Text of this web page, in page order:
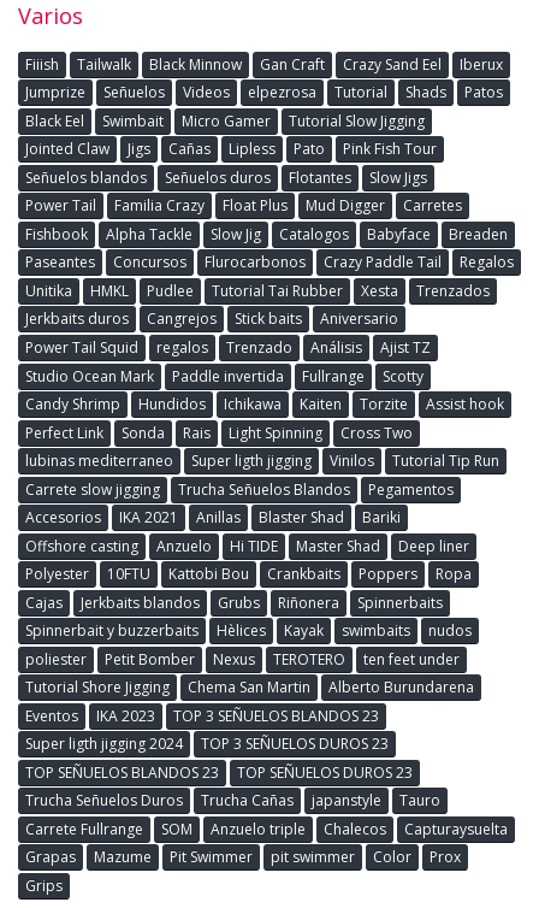
Varios
Fiiish Tailwalk Black Minnow Gan Craft Crazy Sand Eel
Iberux
Jumprize
Señuelos Videos elpezrosa Tutorial Shads
Patos
Black Eel
Swimbait Micro Gamer
Tutorial Slow Jigging
Jointed Claw
Jigs Cañas Lipless Pato
Pink Fish Tour
Señuelos blandos
Señuelos duros Flotantes
Slow Jigs
Power Tail
Familia Crazy Float Plus Mud Digger
Carretes
Fishbook
Alpha Tackle Slow Jig Catalogos Babyface
Breaden
Paseantes
Concursos Flurocarbonos Crazy Paddle Tail
Regalos
Unitika
HMKL Pudlee Tutorial Tai Rubber Xesta
Trenzados
Jerkbaits duros
Cangrejos Stick baits
Aniversario
Power Tail Squid
regalos Trenzado Análisis
Ajist TZ
Studio Ocean Mark
Paddle invertida Fullrange
Scotty
Candy Shrimp
Hundidos Ichikawa Kaiten Torzite
Assist hook
Perfect Link
Sonda Rais Light Spinning
Cross Two
lubinas mediterraneo
Super ligth jigging Vinilos
Tutorial Tip Run
Carrete slow jigging
Trucha Señuelos Blandos
Pegamentos
Accesorios
IKA 2021 Anillas Blaster Shad
Bariki
Offshore casting
Anzuelo Hi TIDE Master Shad
Deep liner
Polyester
10FTU Kattobi Bou Crankbaits Poppers
Ropa
Cajas
Jerkbaits blandos Grubs Riñonera
Spinnerbaits
Spinnerbait y buzzerbaits
Hèlices Kayak swimbaits
nudos
poliester
Petit Bomber Nexus TEROTERO
ten feet under
Tutorial Shore Jigging
Chema San Martin
Alberto Burundarena
Eventos
IKA 2023
TOP 3 SEÑUELOS BLANDOS 23
Super ligth jigging 2024
TOP 3 SEÑUELOS DUROS 23
TOP SEÑUELOS BLANDOS 23
TOP SEÑUELOS DUROS 23
Trucha Señuelos Duros
Trucha Cañas japanstyle
Tauro
Carrete Fullrange
SOM Anzuelo triple Chalecos
Capturaysuelta
Grapas
Mazume Pit Swimmer pit swimmer Color
Prox
Grips